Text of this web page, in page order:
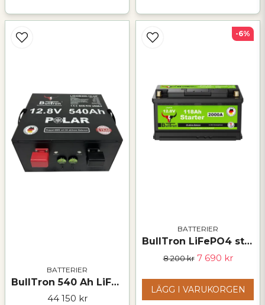
BATTERIER
BullTron 540 Ah LiFePO₄ Polar undersätesbatteri – 12,8 V
44 150 kr
BATTERIER
BullTron LiFePO4 startbatteri 12,8V 118Ah (L5) Polar
8 200 kr 7 690 kr
LÄGG I VARUKORGEN
-6%